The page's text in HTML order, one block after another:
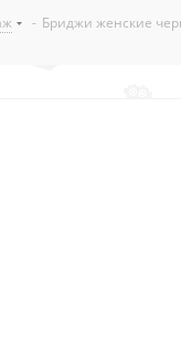
- Бриджи женские